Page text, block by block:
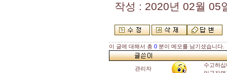
작성 : 2020년 02월 05
이 글에 대해서 총 0 분이 메모를 남기셨습니다.
관리자
수고하